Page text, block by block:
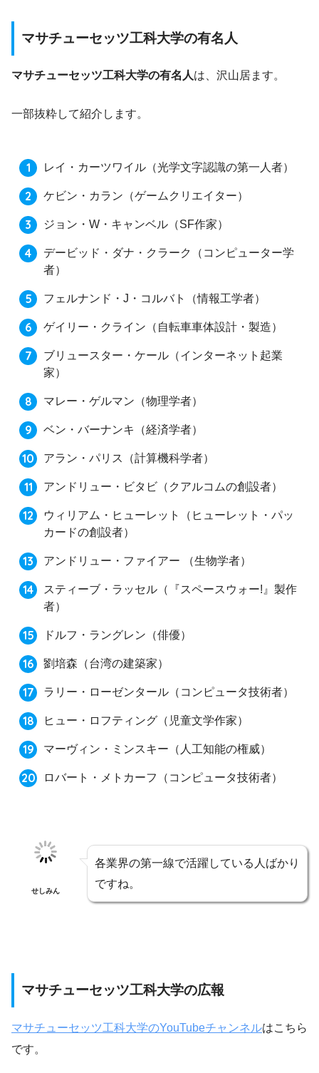
マサチューセッツ工科大学の有名人
マサチューセッツ工科大学の有名人は、沢山居ます。
一部抜粋して紹介します。
レイ・カーツワイル（光学文字認識の第一人者）
ケビン・カラン（ゲームクリエイター）
ジョン・W・キャンベル（SF作家）
デービッド・ダナ・クラーク（コンピューター学
者）
フェルナンド・J・コルバト（情報工学者）
ゲイリー・クライン（自転車車体設計・製造）
ブリュースター・ケール（インターネット起業
家）
マレー・ゲルマン（物理学者）
ベン・バーナンキ（経済学者）
アラン・パリス（計算機科学者）
アンドリュー・ビタビ（クアルコムの創設者）
ウィリアム・ヒューレット（ヒューレット・パッ
カードの創設者）
アンドリュー・ファイアー （生物学者）
スティーブ・ラッセル（『スペースウォー!』製作
者）
ドルフ・ラングレン（俳優）
劉培森（台湾の建築家）
ラリー・ローゼンタール（コンピュータ技術者）
ヒュー・ロフティング（児童文学作家）
マーヴィン・ミンスキー（人工知能の権威）
ロバート・メトカーフ（コンピュータ技術者）
せしみん
各業界の第一線で活躍している人ばかり
ですね。
マサチューセッツ工科大学の広報
マサチューセッツ工科大学のYouTubeチャンネルはこちら
です。